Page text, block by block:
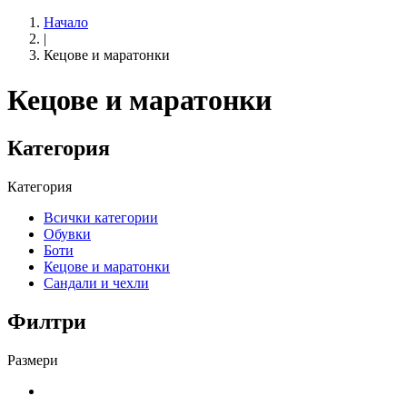
Начало
|
Кецове и маратонки
Кецове и маратонки
Категория
Категория
Всички категории
Обувки
Боти
Кецове и маратонки
Сандали и чехли
Филтри
Размери